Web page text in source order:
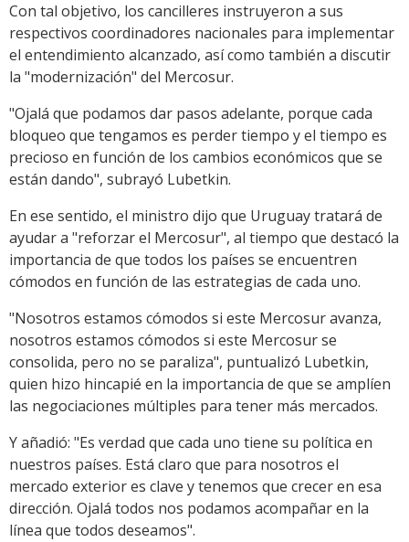
Con tal objetivo, los cancilleres instruyeron a sus
respectivos coordinadores nacionales para implementar
el entendimiento alcanzado, así como también a discutir
la "modernización" del Mercosur.
"Ojalá que podamos dar pasos adelante, porque cada
bloqueo que tengamos es perder tiempo y el tiempo es
precioso en función de los cambios económicos que se
están dando", subrayó Lubetkin.
En ese sentido, el ministro dijo que Uruguay tratará de
ayudar a "reforzar el Mercosur", al tiempo que destacó la
importancia de que todos los países se encuentren
cómodos en función de las estrategias de cada uno.
"Nosotros estamos cómodos si este Mercosur avanza,
nosotros estamos cómodos si este Mercosur se
consolida, pero no se paraliza", puntualizó Lubetkin,
quien hizo hincapié en la importancia de que se amplíen
las negociaciones múltiples para tener más mercados.
Y añadió: "Es verdad que cada uno tiene su política en
nuestros países. Está claro que para nosotros el
mercado exterior es clave y tenemos que crecer en esa
dirección. Ojalá todos nos podamos acompañar en la
línea que todos deseamos".